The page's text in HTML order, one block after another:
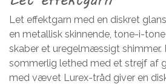
Let effektgarn med en diskret
en metallisk skinnende, tone-i-
skaber et uregelmæssigt shimmer.
sommerlig lethed med et strejf af
med vævet Lurex-tråd giver en